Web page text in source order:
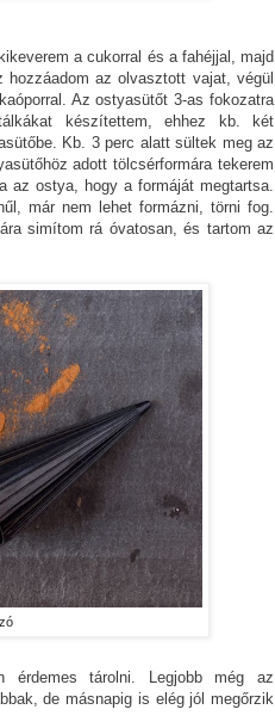
a cukorral és a fahéjjal, majd
hozzáadom az olvasztott vajat, végül
Az ostyasütőt 3-as fokozatra
készítettem, ehhez kb. két
Kb. 3 perc alatt sültek meg az
adott tölcsérformára tekerem
az ostya, hogy a formáját megtartsa.
már nem lehet formázni, törni fog.
simítom rá óvatosan, és tartom az
érdemes tárolni. Legjobb még az
de másnapig is elég jól megőrzik